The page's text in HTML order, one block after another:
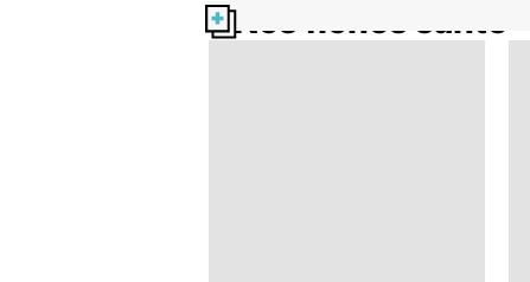
Nos fiches santé